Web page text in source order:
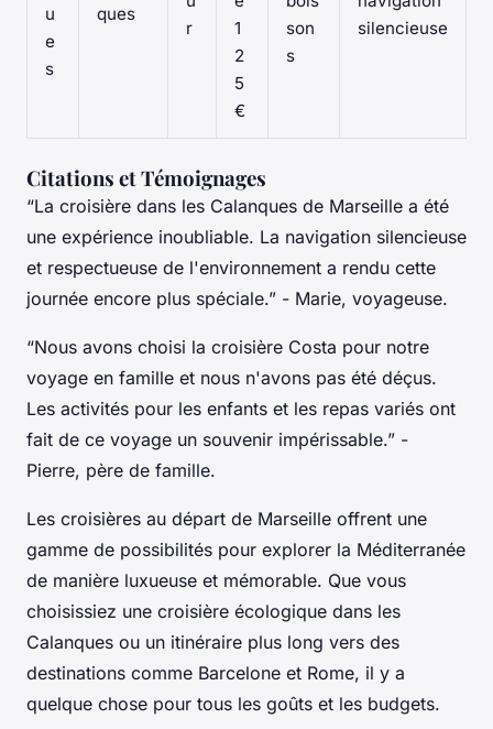
u
e
s
ques
r
1
2
5
€
son
s
silencieuse
Citations et Témoignages
“La croisière dans les Calanques de Marseille a été
une expérience inoubliable. La navigation silencieuse
et respectueuse de l'environnement a rendu cette
journée encore plus spéciale.” - Marie, voyageuse.
“Nous avons choisi la croisière Costa pour notre
voyage en famille et nous n'avons pas été déçus.
Les activités pour les enfants et les repas variés ont
fait de ce voyage un souvenir impérissable.” -
Pierre, père de famille.
Les croisières au départ de Marseille offrent une
gamme de possibilités pour explorer la Méditerranée
de manière luxueuse et mémorable. Que vous
choisissiez une croisière écologique dans les
Calanques ou un itinéraire plus long vers des
destinations comme Barcelone et Rome, il y a
quelque chose pour tous les goûts et les budgets.